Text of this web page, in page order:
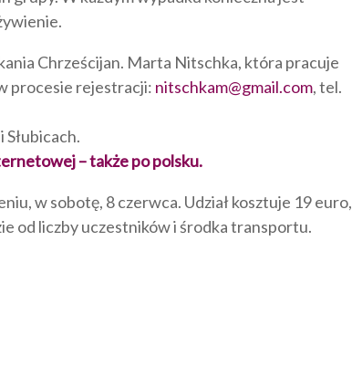
Chrześcijan. Marta Nitschka, która pracuje
procesie rejestracji: nitschkam@gmail.com, tel.
– także po polsku.
w sobotę, 8 czerwca. Udział kosztuje 19 euro,
od liczby uczestników i środka transportu.